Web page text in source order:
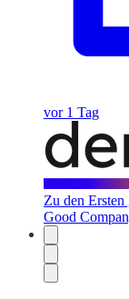
vor 1 Tag
Zu den Ersten
Good